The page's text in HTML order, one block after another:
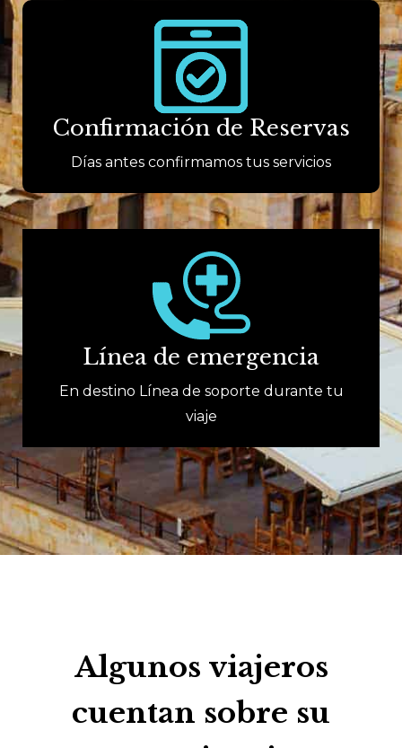
Confirmación de Reservas
Días antes confirmamos tus servicios
Línea de emergencia
En destino Línea de soporte durante tu
viaje
Algunos viajeros
cuentan sobre su